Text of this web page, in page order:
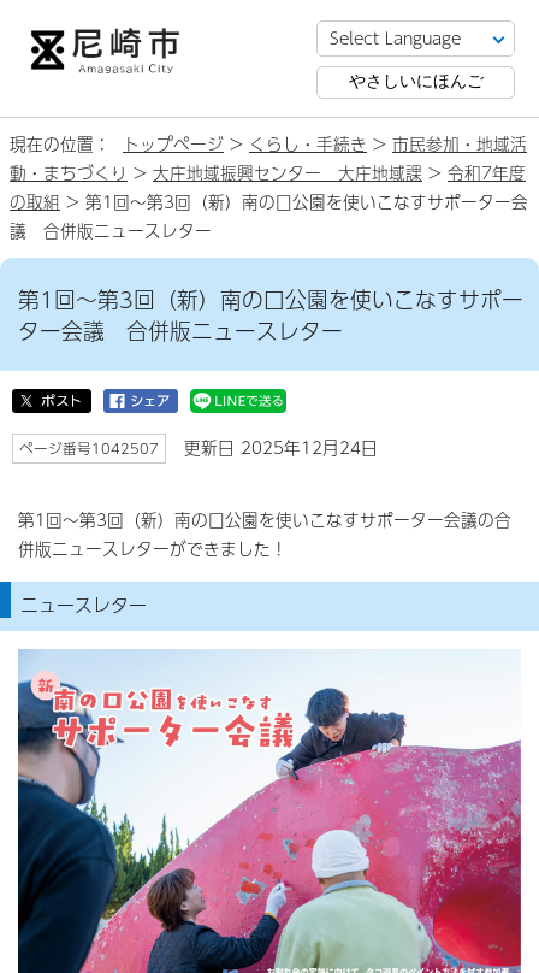
やさしいにほんご
現在の位置： トップページ > くらし・手続き > 市民参加・地域活
動・まちづくり > 大庄地域振興センター 大庄地域課 > 令和7年度
の取組 > 第1回～第3回（新）南の口公園を使いこなすサポーター会
議 合併版ニュースレター
第1回～第3回（新）南の口公園を使いこなすサポー
ター会議 合併版ニュースレター
ページ番号1042507 更新日 2025年12月24日
第1回～第3回（新）南の口公園を使いこなすサポーター会議の合
併版ニュースレターができました！
ニュースレター